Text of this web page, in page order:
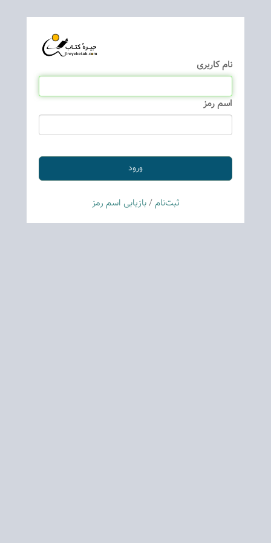
نام كاربری
اسم رمز
ثبت‌نام/بازیابی اسم رمز